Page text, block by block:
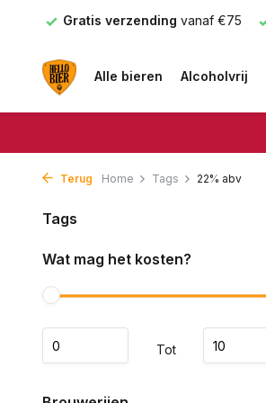
Gratis verzending vanaf €75
Alle bieren Alcoholvrij
Terug Home Tags 22% abv
Tags
Wat mag het kosten?
Tot